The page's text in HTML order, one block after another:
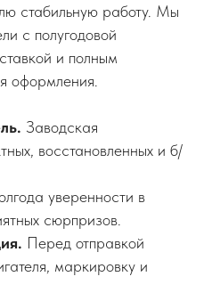
стабильную работу. Мы
с полугодовой
и полным
оформления.
Заводская
восстановленных и б/
уверенности в
сюрпризов.
Перед отправкой
маркировку и